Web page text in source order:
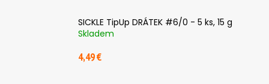
SICKLE TipUp DRÁTEK #6/0 - 5 ks, 15 g
Skladem
4,49 €